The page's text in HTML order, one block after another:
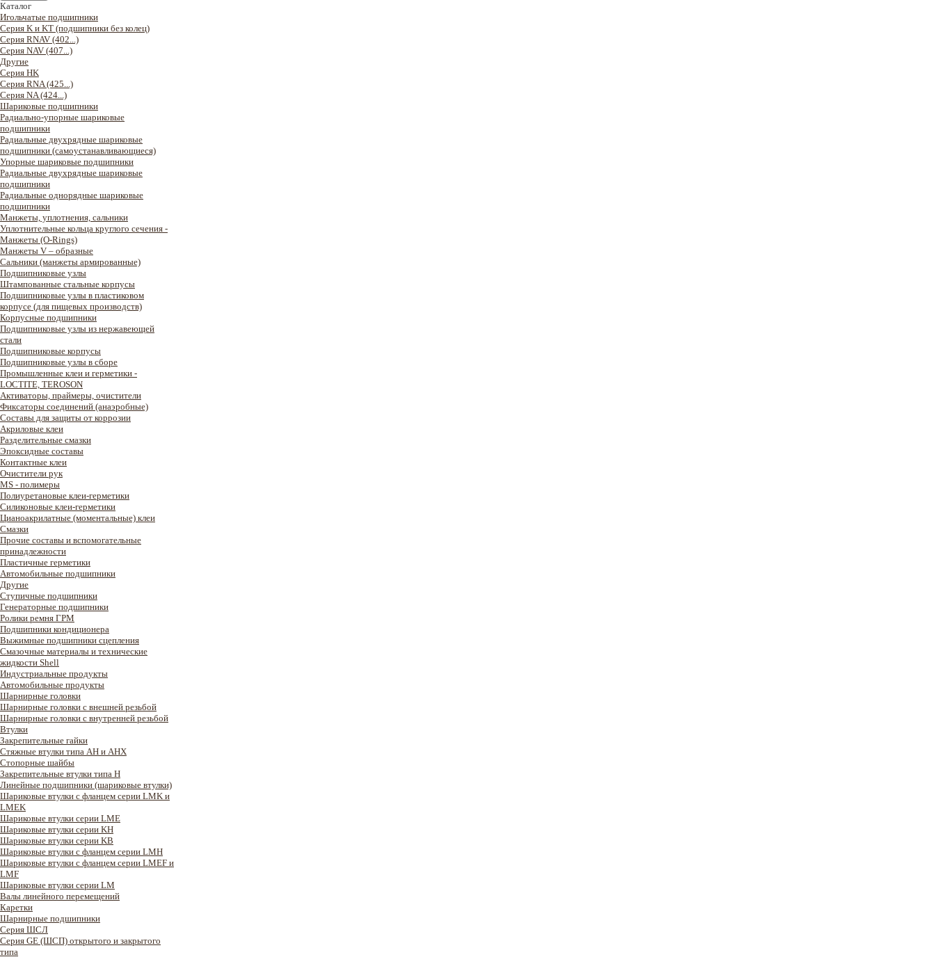
Каталог
Игольчатые подшипники
Серия K и KT (подшипники без колец)
Серия RNAV (402...)
Серия NAV (407...)
Другие
Серия HK
Серия RNA (425...)
Серия NA (424...)
Шариковые подшипники
Радиально-упорные шариковые
подшипники
Радиальные двухрядные шариковые
подшипники (самоустанавливающиеся)
Упорные шариковые подшипники
Радиальные двухрядные шариковые
подшипники
Радиальные однорядные шариковые
подшипники
Манжеты, уплотнения, сальники
Уплотнительные кольца круглого сечения -
Манжеты (O-Rings)
Манжеты V – образные
Сальники (манжеты армированные)
Подшипниковые узлы
Штампованные стальные корпусы
Подшипниковые узлы в пластиковом
корпусе (для пищевых производств)
Корпусные подшипники
Подшипниковые узлы из нержавеющей
стали
Подшипниковые корпусы
Подшипниковые узлы в сборе
Промышленные клеи и герметики -
LOCTITE, TEROSON
Активаторы, праймеры, очистители
Фиксаторы соединений (анаэробные)
Составы для защиты от коррозии
Акриловые клеи
Разделительные смазки
Эпоксидные составы
Контактные клеи
Очистители рук
MS - полимеры
Полиуретановые клеи-герметики
Силиконовые клеи-герметики
Цианоакрилатные (моментальные) клеи
Смазки
Прочие составы и вспомогательные
принадлежности
Пластичные герметики
Автомобильные подшипники
Другие
Ступичные подшипники
Генераторные подшипники
Ролики ремня ГРМ
Подшипники кондиционера
Выжимные подшипники сцепления
Смазочные материалы и технические
жидкости Shell
Индустриальные продукты
Автомобильные продукты
Шарнирные головки
Шарнирные головки с внешней резьбой
Шарнирные головки с внутренней резьбой
Втулки
Закрепительные гайки
Стяжные втулки типа AH и AHX
Стопорные шайбы
Закрепительные втулки типа H
Линейные подшипники (шариковые втулки)
Шариковые втулки с фланцем серии LMK и
LMEK
Шариковые втулки серии LME
Шариковые втулки серии KH
Шариковые втулки серии KB
Шариковые втулки с фланцем серии LMH
Шариковые втулки с фланцем серии LMEF и
LMF
Шариковые втулки серии LM
Валы линейного перемещений
Каретки
Шарнирные подшипники
Cерия ШСЛ
Серия GE (ШСП) открытого и закрытого
типа